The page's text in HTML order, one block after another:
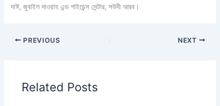
দাঈ, জুবাইল দাওয়াহ এন্ড গাইডেন্স সেন্টার, সউদী আরব।
PREVIOUS NEXT
Related Posts